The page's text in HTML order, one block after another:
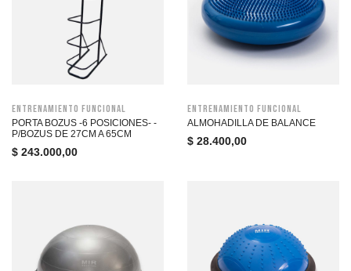
Entrenamiento funcional
PORTA BOZUS -6 POSICIONES- -
P/BOZUS DE 27CM A 65CM
$ 243.000,00
Entrenamiento funcional
ALMOHADILLA DE BALANCE
$ 28.400,00